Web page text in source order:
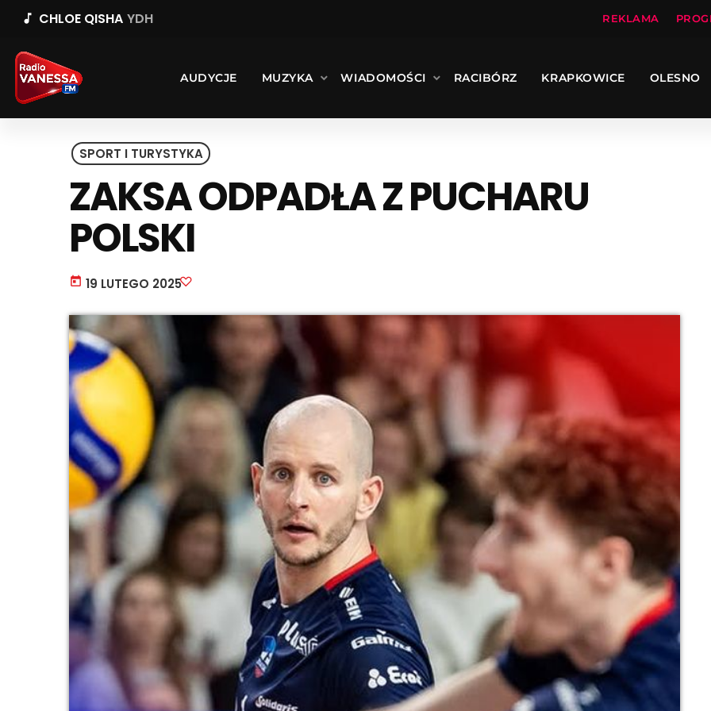
music_note CHLOE QISHA YDH REKLAMA
AUDYCJE MUZYKA WIADOMOŚCI RACIBÓRZ KRAPKOWICE OLESNO
SPORT I TURYSTYKA
ZAKSA ODPADŁA Z PUCHARU
POLSKI
today 19 LUTEGO 2025